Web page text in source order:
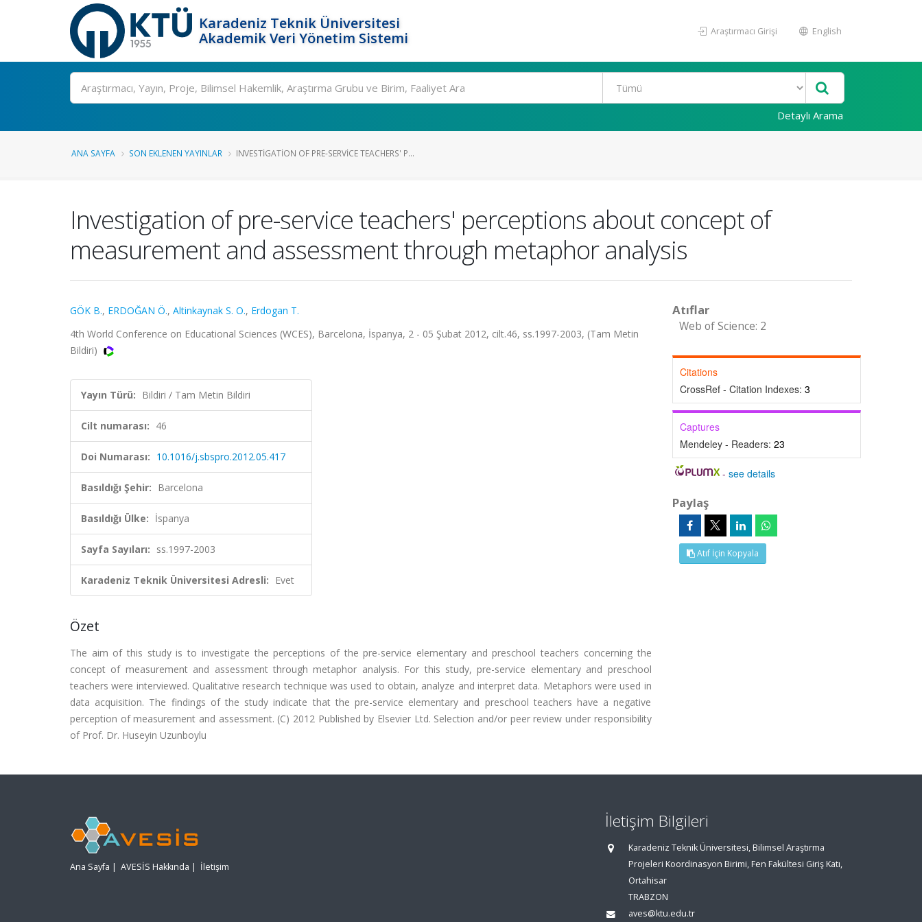
Karadeniz Teknik Üniversitesi
Akademik Veri Yönetim Sistemi
Araştırmacı Girişi English
Ara
Detaylı Arama
ANA SAYFA SON EKLENEN YAYINLAR INVESTIGATION OF PRE-SERVICE TEACHERS' P...
Investigation of pre-service teachers' perceptions about concept of
measurement and assessment through metaphor analysis
GÖK B., ERDOĞAN Ö., Altinkaynak S. O., Erdogan T.
4th World Conference on Educational Sciences (WCES), Barcelona, İspanya, 2 - 05 Şubat 2012, cilt.46, ss.1997-2003, (Tam Metin
Bildiri)
Yayın Türü: Bildiri / Tam Metin Bildiri
Cilt numarası: 46
Doi Numarası: 10.1016/j.sbspro.2012.05.417
Basıldığı Şehir: Barcelona
Basıldığı Ülke: İspanya
Sayfa Sayıları: ss.1997-2003
Karadeniz Teknik Üniversitesi Adresli: Evet
Özet
The aim of this study is to investigate the perceptions of the pre-service elementary and preschool teachers concerning the
concept of measurement and assessment through metaphor analysis. For this study, pre-service elementary and preschool
teachers were interviewed. Qualitative research technique was used to obtain, analyze and interpret data. Metaphors were used in
data acquisition. The findings of the study indicate that the pre-service elementary and preschool teachers have a negative
perception of measurement and assessment. (C) 2012 Published by Elsevier Ltd. Selection and/or peer review under responsibility
of Prof. Dr. Huseyin Uzunboylu
Atıflar
Web of Science: 2
Citations
CrossRef - Citation Indexes: 3
Captures
Mendeley - Readers: 23
-see details
Paylaş
Atıf İçin Kopyala
Ana Sayfa | AVESİS Hakkında | İletişim
İletişim Bilgileri
Karadeniz Teknik Üniversitesi, Bilimsel Araştırma
Projeleri Koordinasyon Birimi, Fen Fakültesi Giriş Katı,
Ortahisar
TRABZON
aves@ktu.edu.tr